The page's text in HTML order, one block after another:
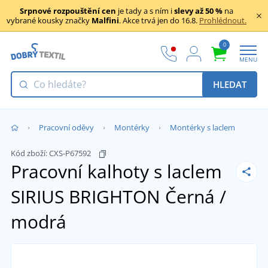
Srpnové rozpouštění cen je tady a s ním islevy až 50 % na
vybrané kousky značky Malfini. Akce trvá jen do 16.8. Prohlédnout.
0
MENU
HLEDAT
Pracovní oděvy Montérky Montérky s laclem
Kód zboží:CXS-P67592
Pracovní kalhoty s laclem
SIRIUS BRIGHTON Černá /
modrá